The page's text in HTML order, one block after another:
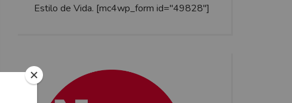
Estilo de Vida. [mc4wp_form id="49828"]